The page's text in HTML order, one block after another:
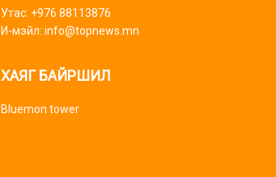
Утас: +976 88113876
И-мэйл: info@topnews.mn
ХАЯГ БАЙРШИЛ
Bluemon tower